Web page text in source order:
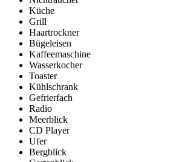
Küche
Grill
Haartrockner
Bügeleisen
Kaffeemaschine
Wasserkocher
Toaster
Kühlschrank
Gefrierfach
Radio
Meerblick
CD Player
Ufer
Bergblick